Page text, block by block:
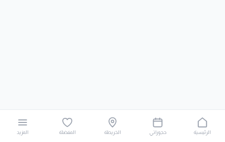
الرئيسية حجوزاتي الخريطة المفضلة المزيد